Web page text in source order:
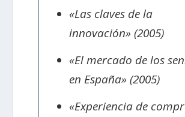
«Las claves de la
innovación» (2005)
«El mercado de los
en España» (2005)
«Experiencia de